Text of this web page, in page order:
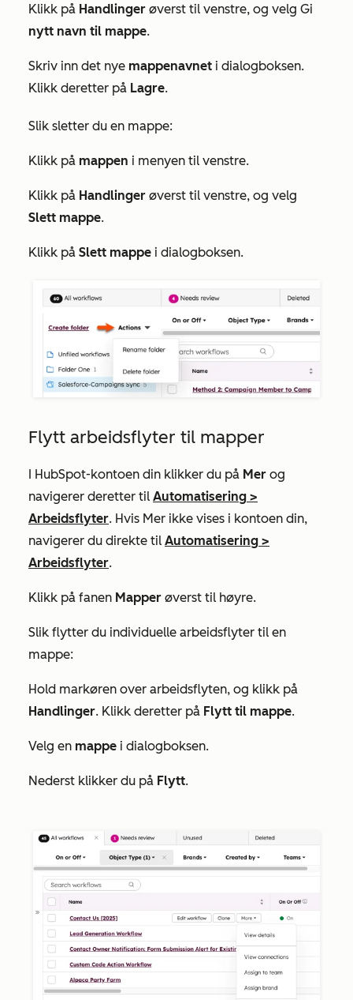
Klikk på Handlinger øverst til venstre, og velg Gi
nytt navn til mappe.
Skriv inn det nye mappenavnet i dialogboksen.
Klikk deretter på Lagre.
Slik sletter du en mappe:
Klikk på mappen i menyen til venstre.
Klikk på Handlinger øverst til venstre, og velg
Slett mappe.
Klikk på Slett mappe i dialogboksen.
Flytt arbeidsflyter til mapper
I HubSpot-kontoen din klikker du på Mer og
navigerer deretter til Automatisering >
Arbeidsflyter. Hvis Mer ikke vises i kontoen din,
navigerer du direkte til Automatisering >
Arbeidsflyter.
Klikk på fanen Mapper øverst til høyre.
Slik flytter du individuelle arbeidsflyter til en
mappe:
Hold markøren over arbeidsflyten, og klikk på
Handlinger. Klikk deretter på Flytt til mappe.
Velg en mappe i dialogboksen.
Nederst klikker du på Flytt.